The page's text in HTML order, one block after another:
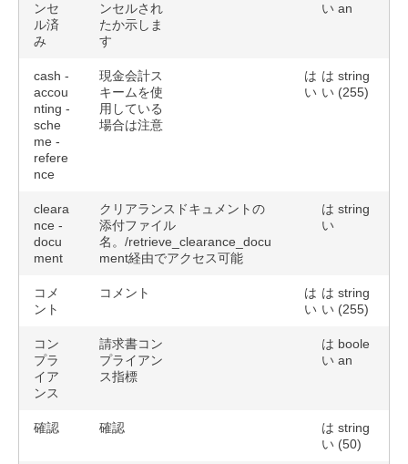
ンセ
ル済
み
ンセルされ
たか示しま
す
い an
cash -
accou
nting -
sche
me -
refere
nce
現金会計ス
キームを使
用している
場合は注意
は
い
は
い
string
(255)
cleara
nce -
docu
ment
クリアランスドキュメントの
添付ファイル
名。/retrieve_clearance_docu
ment経由でアクセス可能
は
い
string
コメ
ント
コメント
は
い
は
い
string
(255)
コン
プラ
イア
ンス
請求書コン
プライアン
ス指標
は
い
boole
an
確認 確認
は
い
string
(50)